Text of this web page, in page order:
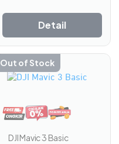
Detail
-8%
Out of Stock
DJI Mavic 3 Basic
Produk
ini
beberapa
varian.